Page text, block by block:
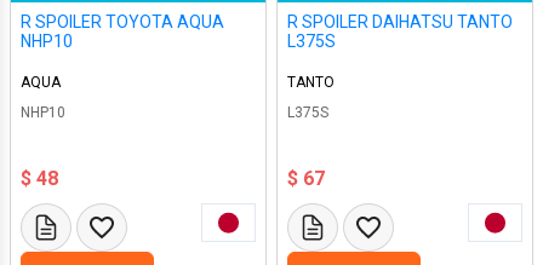
R SPOILER TOYOTA AQUA
NHP10
AQUA
NHP10
$ 48
R SPOILER DAIHATSU TANTO
L375S
TANTO
L375S
$ 67